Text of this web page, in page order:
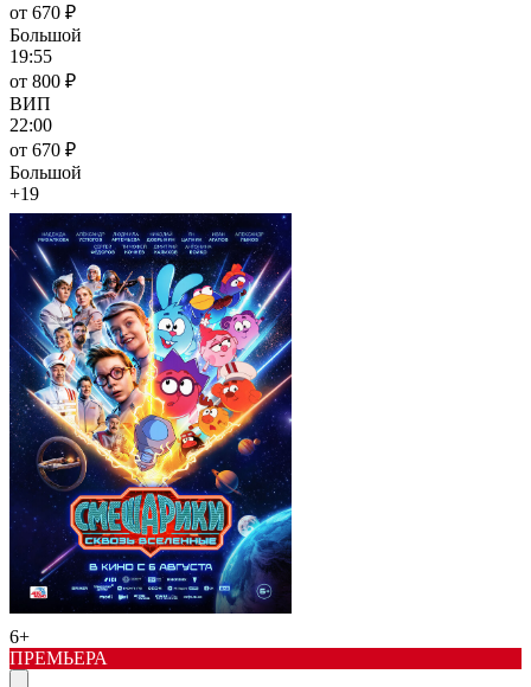
от 670 ₽
Большой
19:55
от 800 ₽
ВИП
22:00
от 670 ₽
Большой
+19
6+
ПРЕМЬЕРА